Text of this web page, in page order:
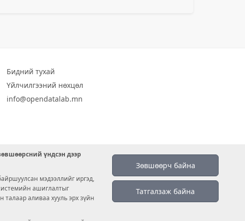
Бидний тухай
Үйлчилгээний нөхцөл
info@opendatalab.mn
Зөвшөөрч байна
Татгалзаж байна
үндсэн дээр
мэдээллийг иргэд,
ашиглалтыг
талаар аливаа хууль эрх зүйн